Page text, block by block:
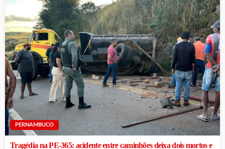
PERNAMBUCO
Tragédia na PE-365: acidente entre caminhões deixa dois mortos e